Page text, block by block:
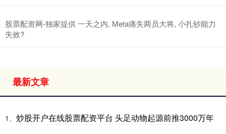
股票配资网-独家提供 一天之内, Meta痛失两员大将, 小扎钞能力
失效?
最新文章
1、 炒股开户在线股票配资平台 头足动物起源前推3000万年